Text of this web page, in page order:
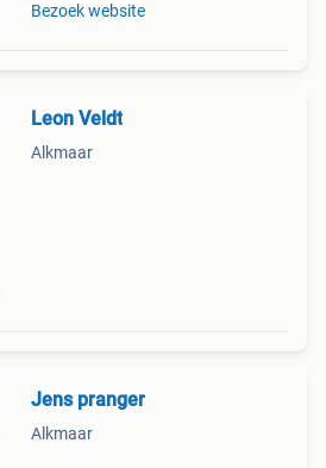
Bezoek website
Leon Veldt
Alkmaar
Jens pranger
Alkmaar